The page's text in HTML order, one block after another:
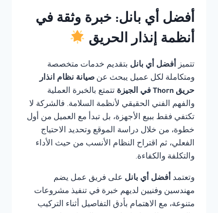
أفضل أي بانل: خبرة وثقة في
أنظمة إنذار الحريق
تتميز أفضل أي بانل بتقديم خدمات متخصصة
ومتكاملة لكل عميل يبحث عن صيانة نظام انذار
حريق Thorn في الجيزة
تتمتع بالخبرة العملية
والفهم الفني الحقيقي لأنظمة السلامة. فالشركة لا
تكتفي فقط ببيع الأجهزة، بل تبدأ مع العميل من أول
خطوة، من خلال دراسة الموقع وتحديد الاحتياج
الفعلي، ثم اقتراح النظام الأنسب من حيث الأداء
والتكلفة والكفاءة.
وتعتمد أفضل أي بانل على فريق عمل يضم
مهندسين وفنيين لديهم خبرة في تنفيذ مشروعات
متنوعة، مع الاهتمام بأدق التفاصيل أثناء التركيب